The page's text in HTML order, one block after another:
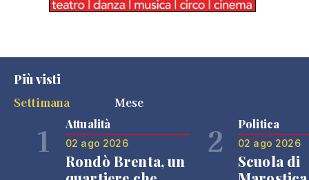
Più visti
Settimana
Mese
1 Attualità
02 ago 2026
Rondò Brenta, un
2 Politica
02 ago 2026
Scuola di